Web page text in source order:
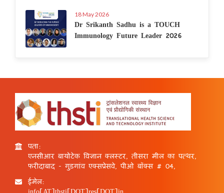
18 May 2026
Dr Srikanth Sadhu is a TOUCH
Immunology Future Leader 2026
पता:
एनसीआर बायोटेक विज्ञान क्लस्टर, तीसरा मील का पत्थर,
फरीदाबाद - गुड़गांव एक्सप्रेसवे, पीओ बॉक्स # 04,
ईमेल: